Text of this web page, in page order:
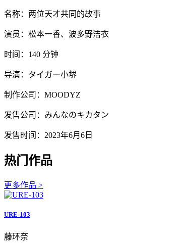
名称：两位天才共同的故事
演员：松本一香、波多野洁衣
时间：140 分钟
导演：タイガー小堺
制作公司：MOODYZ
发售公司：みんなのキカタン
发售时间：2023年6月6日
热门作品
更多作品 >
URE-103
藤环奈